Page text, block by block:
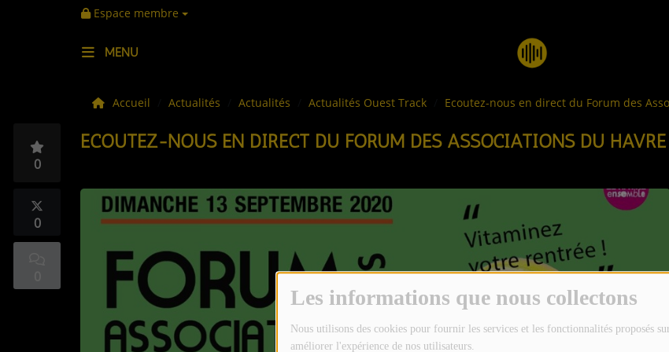
Les informations que nous collectons
Nous utilisons des cookies pour fournir les services et les fonctionnalités proposés
améliorer l'expérience de nos utilisateurs.
Espace membre
MENU
LA MUSIQUE
C'ÉTAIT QUOI CE TITRE ?
LES WEBRADIOS
LA GRILLE DES PROGRAMMES
Accueil Actualités Actualités Actualités Ouest Track Ecoutez-nous en direct du Forum des
ECOUTEZ-NOUS EN DIRECT DU FORUM DES ASSOCIATIONS DU HAVRE
0
0